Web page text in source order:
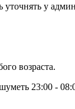
у
возраста.
23:00 -